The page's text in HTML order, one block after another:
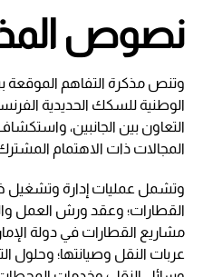
نصوص
وتنص مذكرة التفاهم الموقعة
التعاون بين الجانبين،
المجالات ذات الاهتمام
وتشمل عمليات إدارة وتشغيل
القطارات؛ وعقد ورش العمل
مشاريع القطارات في دولة
عربات النقل وصيانتها؛ وحلول